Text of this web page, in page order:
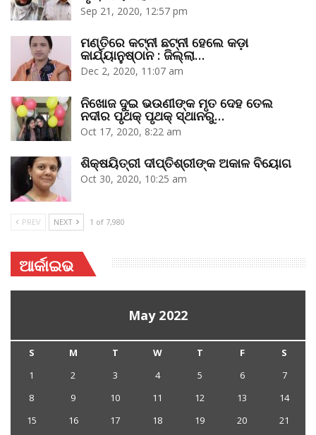
Sep 21, 2020, 12:57 pm
ମଣ୍ତିରେ କଟ୍‌ନୀ ଛଟ୍‌ନୀ ହେଲେ କଡ଼ା
କାର୍ଯ୍ୟାନୁଷ୍ଠାନ : ଜିଲ୍ଲା…
Dec 2, 2020, 11:07 am
ନିଖୋଜ ଦୁଇ ଭଉଣୀଙ୍କ ମୃତ ଦେହ ତେଲ
ନଦୀର ପୃଥକ୍‌ ପୃଥକ୍‌ ସ୍ଥାନରୁ…
Oct 17, 2020, 8:22 am
ଶିକ୍ଷୟିତ୍ରୀ ଦୀପ୍ତିଶ୍ରୀଙ୍କ ଅକାଳ ବିୟୋଗ
Oct 30, 2020, 10:25 am
PREV NEXT 1 of 7,980
ଆର୍କାଇଭ
May 2022
S M T W T F
S
1
2 3 4 5 6
7
8
9 10 11 12 13
14
15
16 17 18 19 20 21